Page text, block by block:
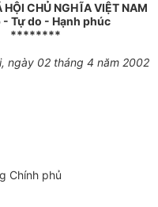
HỘI CHỦ NGHĨA VIỆT NAM
Tự do - Hạnh phúc
********
ngày 02 tháng 4 năm 2002
Chính phủ